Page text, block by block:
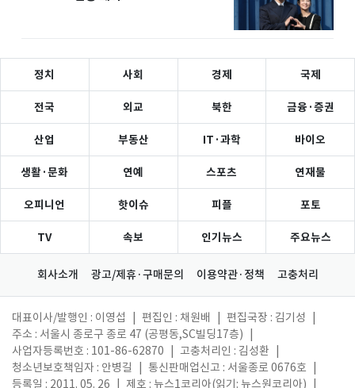
정치 사회 경제 국제
전국 외교 북한 금융·증권
산업 부동산 IT·과학 바이오
생활·문화 연예 스포츠 연재물
오피니언 핫이슈 피플 포토
TV 속보 인기뉴스 주요뉴스
회사소개 광고/제휴·구매문의 이용약관·정책 고충처리
대표이사/발행인 : 이영섭 편집인 : 채원배 편집국장 : 김기성
주소 : 서울시 종로구 종로 47 (공평동,SC빌딩17층)
사업자등록번호 : 101-86-62870
고충처리인 : 김성환
청소년보호책임자 : 안병길
통신판매업신고 : 서울종로 0676호
등록일 : 2011. 05. 26
제호 : 뉴스1코리아(읽기: 뉴스원코리아)